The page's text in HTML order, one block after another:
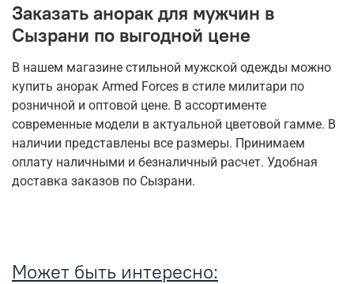
Заказать анорак для мужчин в
Сызрани по выгодной цене
В нашем магазине стильной мужской одежды можно
купить анорак Armed Forces в стиле милитари по
розничной и оптовой цене. В ассортименте
современные модели в актуальной цветовой гамме. В
наличии представлены все размеры. Принимаем
оплату наличными и безналичный расчет. Удобная
доставка заказов по Сызрани.
Может быть интересно: